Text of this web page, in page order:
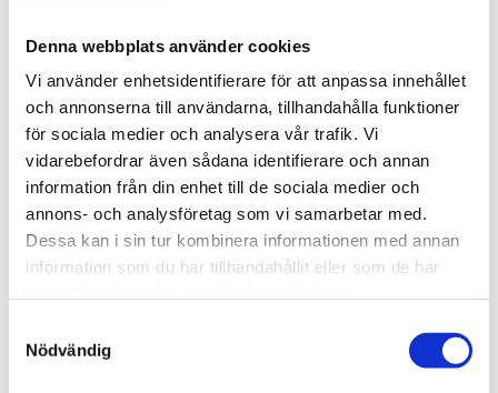
Denna webbplats använder cookies
Vi använder enhetsidentifierare för att anpassa innehållet
och annonserna till användarna, tillhandahålla funktioner
för sociala medier och analysera vår trafik. Vi
vidarebefordrar även sådana identifierare och annan
information från din enhet till de sociala medier och
annons- och analysföretag som vi samarbetar med.
Dessa kan i sin tur kombinera informationen med annan
information som du har tillhandahållit eller som de har
Nödvändig
7 660,00KR
Antal